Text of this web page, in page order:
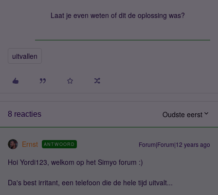
Laat je even weten of dit de oplossing was?
uitvallen
8 reacties Oudste eerst
Ernst ANTWOORD Forum|Forum|12 years ago
Hoi Yordi123, welkom op het Simyo forum :)
Da's best irritant, een telefoon die de hele tijd uitvalt...